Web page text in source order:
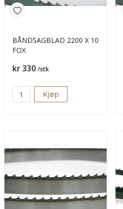
BÅNDSAGBLAD 2200 X 10
FOX
Pris
kr 330 /stk
Kjøp